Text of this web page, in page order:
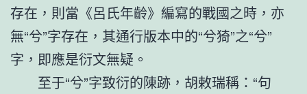
存在，則當《呂氏年齡》編寫的戰國之時，亦
無“兮”字存在，其通行版本中的“兮猗”之“兮”
字，即應是衍文無疑。
至于“兮”字致衍的陳跡，胡敕瑞稱：“句